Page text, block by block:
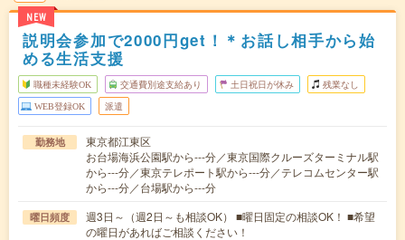
NEW
説明会参加で2000円get！＊お話し相手から始
める生活支援
職種未経験OK 交通費別途支給あり 土日祝日が休み 残業なし
WEB登録OK 派遣
勤務地
東京都江東区
お台場海浜公園駅から---分／東京国際クルーズターミナル駅
から---分／東京テレポート駅から---分／テレコムセンター駅
から---分／台場駅から---分
曜日頻度
週3日～（週2日～も相談OK） ■曜日固定の相談OK！ ■希望
の曜日があればご相談ください！